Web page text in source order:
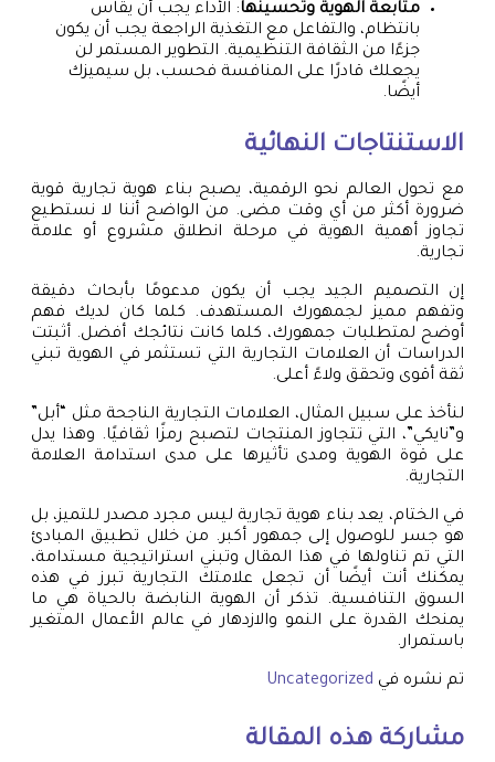
متابعة الهوية وتحسينها: الأداء يجب أن يقاس
بانتظام، والتفاعل مع التغذية الراجعة يجب أن يكون
جزءًا من الثقافة التنظيمية. التطوير المستمر لن
يجعلك قادرًا على المنافسة فحسب، بل سيميزك
أيضًا.
الاستنتاجات النهائية
مع تحول العالم نحو الرقمية، يصبح بناء هوية تجارية قوية
ضرورة أكثر من أي وقت مضى. من الواضح أننا لا نستطيع
تجاوز أهمية الهوية في مرحلة انطلاق مشروع أو علامة
تجارية.
إن التصميم الجيد يجب أن يكون مدعومًا بأبحاث دقيقة
وتفهم مميز لجمهورك المستهدف. كلما كان لديك فهم
أوضح لمتطلبات جمهورك، كلما كانت نتائجك أفضل. أثبتت
الدراسات أن العلامات التجارية التي تستثمر في الهوية تبني
ثقة أقوى وتحقق ولاءً أعلى.
لنأخذ على سبيل المثال، العلامات التجارية الناجحة مثل “أبل”
و”نايكي”، التي تتجاوز المنتجات لتصبح رمزًا ثقافيًا. وهذا يدل
على قوة الهوية ومدى تأثيرها على مدى استدامة العلامة
التجارية.
في الختام، يعد بناء هوية تجارية ليس مجرد مصدر للتميز، بل
هو جسر للوصول إلى جمهور أكبر. من خلال تطبيق المبادئ
التي تم تناولها في هذا المقال وتبني استراتيجية مستدامة،
يمكنك أنت أيضًا أن تجعل علامتك التجارية تبرز في هذه
السوق التنافسية. تذكر أن الهوية النابضة بالحياة هي ما
يمنحك القدرة على النمو والازدهار في عالم الأعمال المتغير
باستمرار.
تم نشره في Uncategorized
مشاركة هذه المقالة